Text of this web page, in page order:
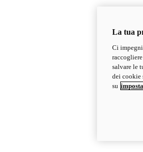
La tua
Ci
salvare le
dei cookie
su